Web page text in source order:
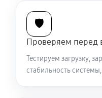
Установка драйверов
64 ГБ RAM)
650 руб
Замена жесткого
🛡️
Проверяем перед
Тестируем загрузку,
стабильность